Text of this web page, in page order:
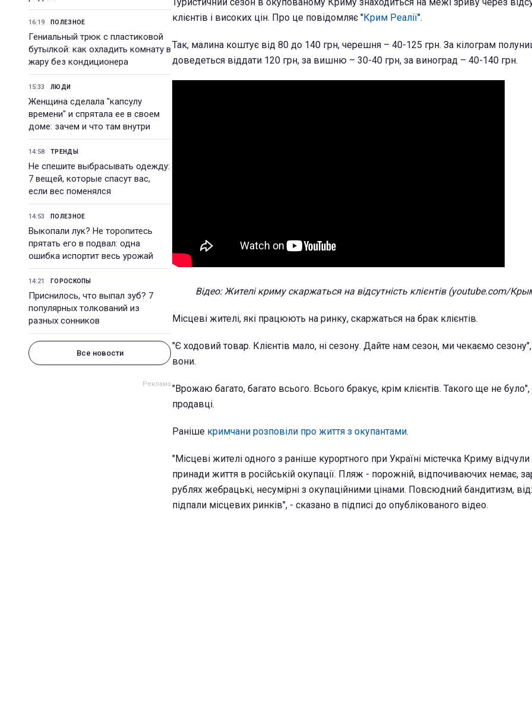
16:19 ПОЛЕЗНОЕ
Гениальный трюк с пластиковой
бутылкой: как охладить комнату в
жару без кондиционера
15:33 ЛЮДИ
Женщина сделала "капсулу
времени" и спрятала ее в своем
доме: зачем и что там внутри
14:58 ТРЕНДЫ
Не спешите выбрасывать одежду:
7 вещей, которые спасут вас,
если вес поменялся
14:53 ПОЛЕЗНОЕ
Выкопали лук? Не торопитесь
прятать его в подвал: одна
ошибка испортит весь урожай
14:21 ГОРОСКОПЫ
Приснилось, что выпал зуб? 7
популярных толкований из
разных сонников
Все новости
клієнтів і високих цін. Про це повідомляє "Крим Реалії".
Так, малина коштує від 80 до 140 грн, черешня – 40-125 грн. За кілограм
доведеться віддати 120 грн, за вишню – 30-40 грн, за виноград – 40-140 грн.
Відео: Жителі криму скаржаться на відсутність клієнтів (youtube.com/
Місцеві жителі, які працюють на ринку, скаржаться на брак клієнтів.
"Є ходовий товар. Клієнтів мало, ні сезону. Дайте нам сезон, ми чекаємо
вони.
"Врожаю багато, багато всього. Всього бракує, крім клієнтів. Такого ще не
продавці.
Раніше кримчани розповіли про життя з окупантами.
"Місцеві жителі одного з раніше курортного при Україні містечка Криму відчули
принади життя в російській окупації. Пляж - порожній, відпочиваючих немає,
рублях жебрацькі, несумірні з окупаційними цінами. Повсюдний бандитизм,
підпали місцевих ринків", - сказано в підписі до опублікованого відео.